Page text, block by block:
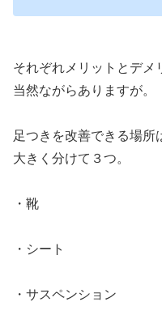
それぞれメリットとデメ
当然ながらありますが。
足つきを改善できる場所
大きく分けて３つ。
・靴
・シート
・サスペンション